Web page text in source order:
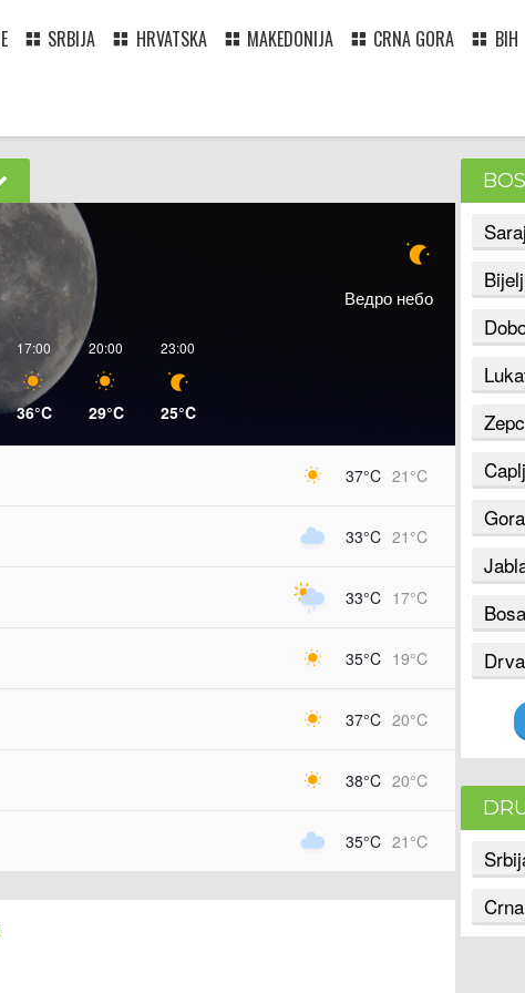
SRBIJA HRVATSKA MAKEDONIJA CRNA GORA BIH
Ведро небо
17:00
36°C
20:00
29°C
23:00
25°C
37°C 21°C
33°C 21°C
33°C 17°C
35°C 19°C
37°C 20°C
38°C 20°C
35°C 21°C